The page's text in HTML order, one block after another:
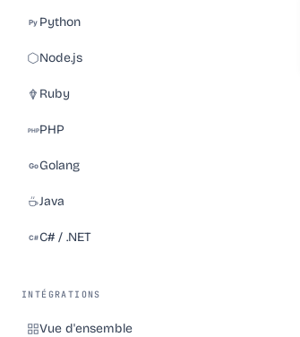
Python
Node.js
Ruby
PHP
Golang
Java
C# / .NET
INTÉGRATIONS
Vue d'ensemble